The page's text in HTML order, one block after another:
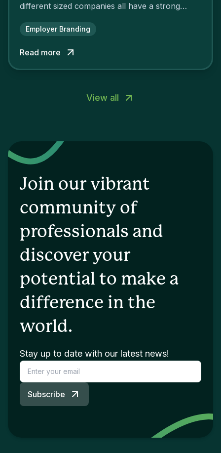
different sized companies all have a strong
attractiveness and loyalty and makes their
Employer Branding
Read more
View all
Join our vibrant
community of
professionals and
discover your
potential to make a
difference in the
world.
Stay up to date with our latest news!
Subscribe